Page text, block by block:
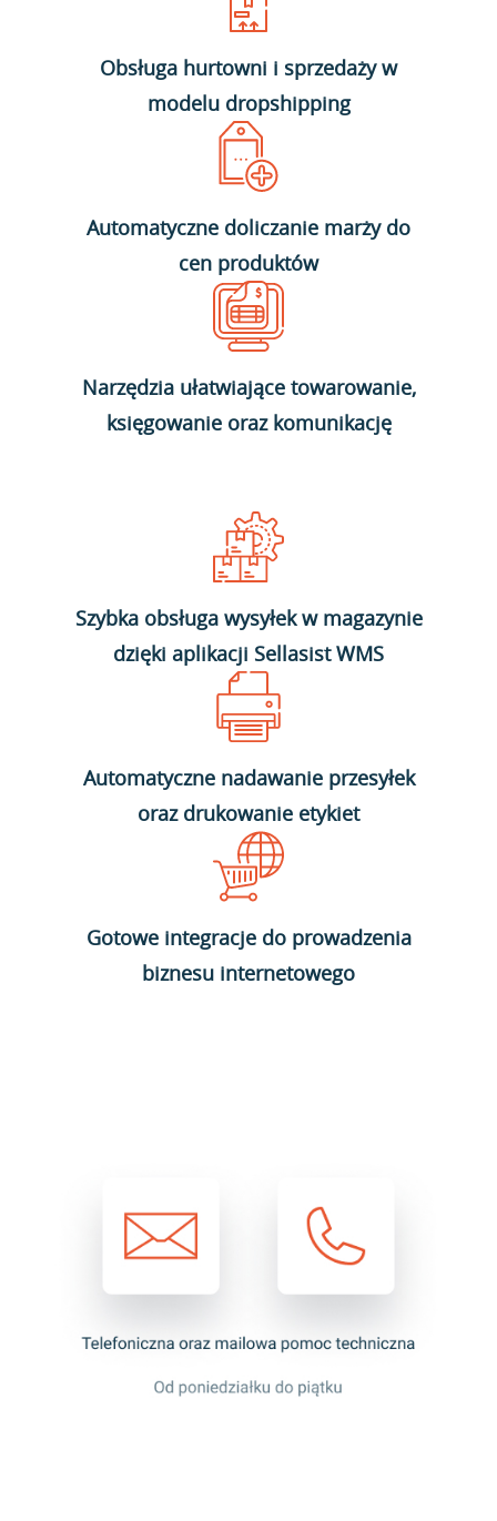
Obsługa hurtowni i sprzedaży w
modelu dropshipping
Automatyczne doliczanie marży do
cen produktów
Narzędzia ułatwiające towarowanie,
księgowanie oraz komunikację
Szybka obsługa wysyłek w magazynie
dzięki aplikacji Sellasist WMS
Automatyczne nadawanie przesyłek
oraz drukowanie etykiet
Gotowe integracje do prowadzenia
biznesu internetowego